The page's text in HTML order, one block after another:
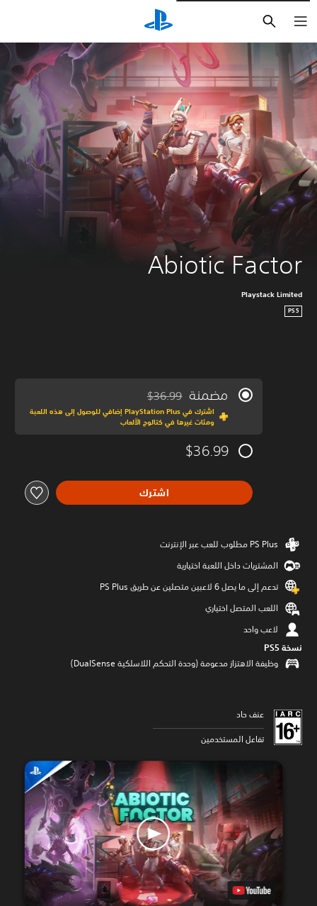
Abiotic Factor
Playstack Limited
PS5
مضمنة مخصوم من السعر الأصلي البالغ $36.99‏
$36.99
اشترك في PlayStation Plus إضافي للوصول إلى هذه اللعبة
ومئات غيرها في كتالوج الألعاب
$36.99
اشترك
المشتريات داخل اللعبة اختيارية
تدعم إلى ما يصل 6 لاعبين متصلين عن طريق PS Plus‏
اللعب المتصل اختياري
لاعب واحد
نسخة PS5‏
وظيفة الاهتزاز مدعومة (وحدة التحكم اللاسلكية DualSense‏)
عنف حاد
تفاعل المستخدمين